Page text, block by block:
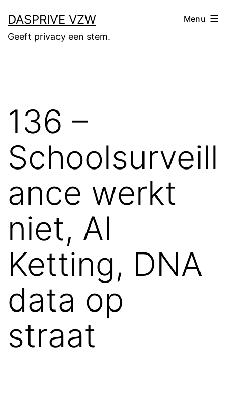
to
content
DASPRIVE VZW
Geeft privacy een stem.
Menu
136 –
Schoolsurveill
ance werkt
niet, AI
Ketting, DNA
data op
straat